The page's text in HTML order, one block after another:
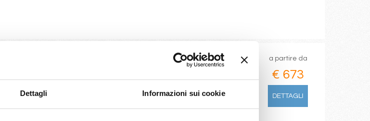
Dettagli Informazioni sui cookie
Doha, Dubai
a partire da
€ 673
DETTAGLI